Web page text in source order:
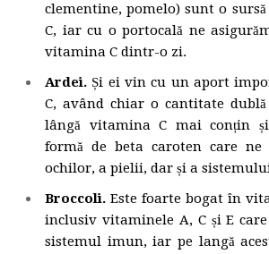
clementine, pomelo) sunt o
C, iar cu o portocală ne
vitamina C dintr-o zi.
Ardei. Și ei vin cu un aport
C, având chiar o cantitate
lângă vitamina C mai conțin
formă de beta caroten care ne
ochilor, a pielii, dar și a
Broccoli. Este foarte bogat în
inclusiv vitaminele A, C și E
sistemul imun, iar pe langă